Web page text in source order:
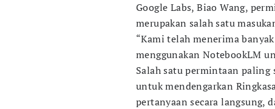
Google Labs, Biao Wang,
merupakan salah satu
“Kami telah menerima
menggunakan NotebookLM
Salah satu permintaan paling
untuk mendengarkan
pertanyaan secara langsung,